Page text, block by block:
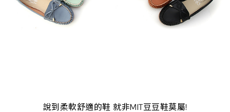
說到柔軟舒適的鞋 就非MIT豆豆鞋莫屬!